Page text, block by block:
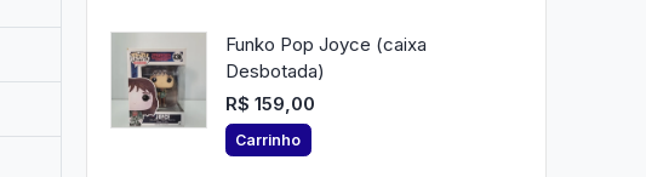
Funko Pop Joyce (caixa
Desbotada)
R$ 159,00
Carrinho